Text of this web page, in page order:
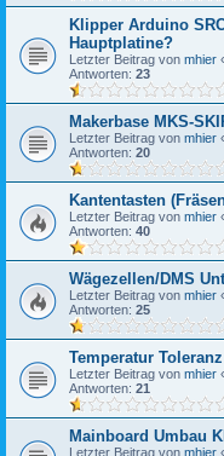
Klipper Arduino
Hauptplatine?
Letzter Beitrag von mhier
Antworten: 23
Makerbase MKS-
Letzter Beitrag von mhier
Antworten: 20
Kantentasten
Letzter Beitrag von mhier
Antworten: 40
Wägezellen/DMS
Letzter Beitrag von mhier
Antworten: 25
Temperatur
Letzter Beitrag von mhier
Antworten: 21
Mainboard Umbau
Letzter Beitrag von mhier